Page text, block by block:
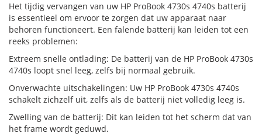
Het tijdig vervangen van uw HP ProBook 4730s 4740s batterij
is essentieel om ervoor te zorgen dat uw apparaat naar
behoren functioneert. Een falende batterij kan leiden tot een
reeks problemen:
Extreem snelle ontlading: De batterij van de HP ProBook 4730s
4740s loopt snel leeg, zelfs bij normaal gebruik.
Onverwachte uitschakelingen: Uw HP ProBook 4730s 4740s
schakelt zichzelf uit, zelfs als de batterij niet volledig leeg is.
Zwelling van de batterij: Dit kan leiden tot het scherm dat van
het frame wordt geduwd.